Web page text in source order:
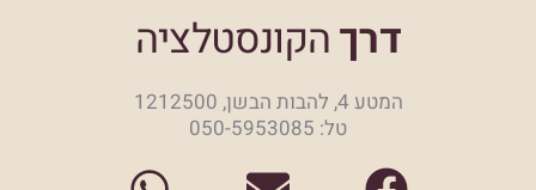
דרךהקונסטלציה
המטע 4, להבות הבשן, 1212500
טל: 050-5953085
F
E
W